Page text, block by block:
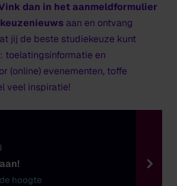
dan in het aanmeldformulier
aan en ontvang
jij de beste studiekeuze kunt
toelatingsinformatie en
(online) evenementen, toffe
veel inspiratie!
hoogte